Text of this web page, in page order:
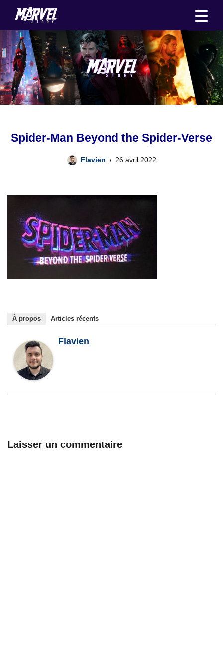
au
contenu
Spider-Man Beyond the Spider-Verse
Flavien 26 avril 2022
À propos Articles récents
Flavien
Laisser un commentaire